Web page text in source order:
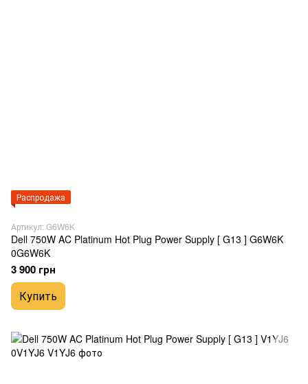
Распродажа
Артикул: G6W6K
Dell 750W AC Platinum Hot Plug Power Supply [ G13 ] G6W6K
0G6W6K
3 900 грн
Купить